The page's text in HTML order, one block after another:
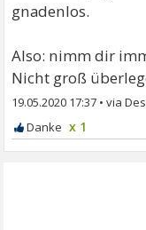
gnadenlos.
Also: nimm dir
Nicht groß
19.05.2020 17:37 •
x 1